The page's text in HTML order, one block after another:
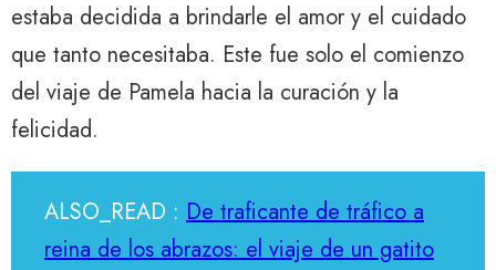
estaba decidida a brindarle el amor y el cuidado
que tanto necesitaba. Este fue solo el comienzo
del viaje de Pamela hacia la curación y la
felicidad.
ALSO_READ : De traficante de tráfico a
reina de los abrazos: el viaje de un gatito